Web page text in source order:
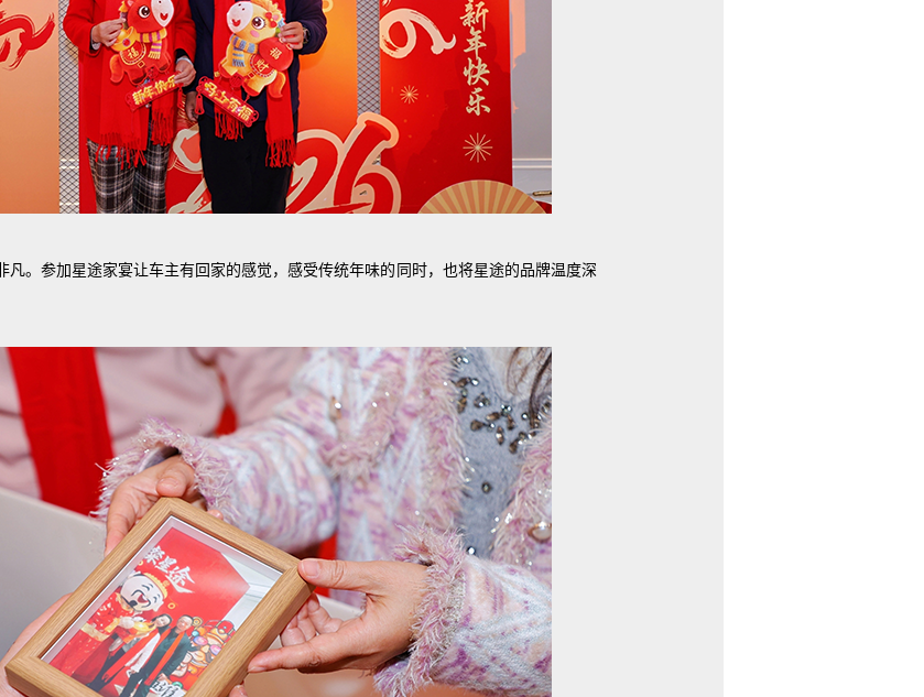
凡。参加星途家宴让车主有回家的感觉，感受传统年味的同时，也将星途的品牌温度深